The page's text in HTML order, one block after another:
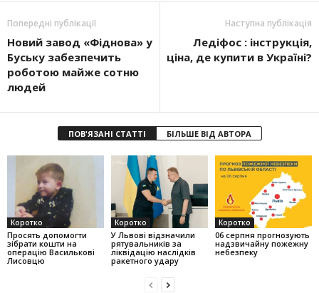
Попередні публікації
Новий завод «Фіднова» у
Буську забезпечить
роботою майже сотню
людей
Наступна публікація
Ледіфос : інструкція,
ціна, де купити в Україні?
ПОВ'ЯЗАНІ СТАТТІ БІЛЬШЕ ВІД АВТОРА
Коротко
Просять допомогти
зібрати кошти на
операцію Василькові
Лисовцю
Коротко
У Львові відзначили
рятувальників за
ліквідацію наслідків
ракетного удару
Коротко
06 серпня прогнозують
надзвичайну пожежну
небезпеку